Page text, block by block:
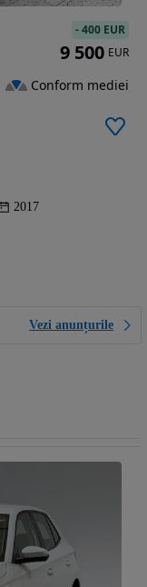
2017
Vezi anunțurile
-400 EUR
9 500 EUR
Conform mediei